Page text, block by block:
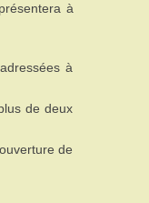
à
à
de deux
de